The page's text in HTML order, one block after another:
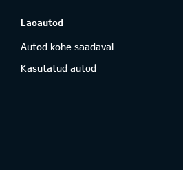
Laoautod
Autod kohe saadaval
Kasutatud autod